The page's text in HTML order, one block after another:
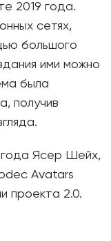
2019 года.
сетях,
большого
ими можно
была
получив
года Ясер Шейх,
Avatars
проекта 2.0.